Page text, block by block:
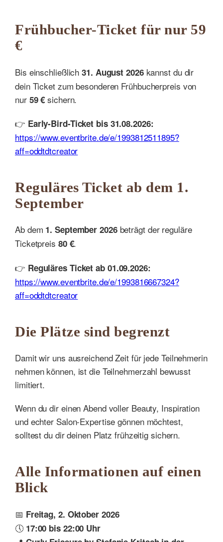
Frühbucher-Ticket für nur 59
€
Bis einschließlich31. August 2026kannst du dir
dein Ticket zum besonderen Frühbucherpreis von
nur 59 €sichern.
👉 Early-Bird-Ticket bis 31.08.2026:
https://www.eventbrite.de/e/1993812511895?
aff=oddtdtcreator
Reguläres Ticket ab dem 1.
September
Ab dem 1. September 2026beträgt der reguläre
Ticketpreis 80 €.
👉 Reguläres Ticket ab 01.09.2026:
https://www.eventbrite.de/e/1993816667324?
aff=oddtdtcreator
Die Plätze sind begrenzt
Damit wir uns ausreichend Zeit für jede Teilnehmerin
nehmen können, ist die Teilnehmerzahl bewusst
limitiert.
Wenn du dir einen Abend voller Beauty, Inspiration
und echter Salon-Expertise gönnen möchtest,
solltest du dir deinen Platz frühzeitig sichern.
Alle Informationen auf einen
Blick
📅 Freitag, 2. Oktober 2026
🕔 17:00 bis 22:00 Uhr